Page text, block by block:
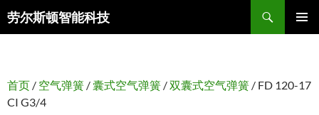
劳尔斯顿智能科技
搜
索
首页 / 空气弹簧 / 囊式空气弹簧 /双囊式空气弹簧 / FD 120-17
CI G3/4